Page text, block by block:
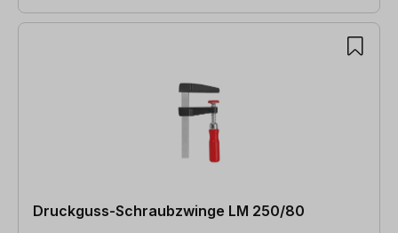
Druckguss-Schraubzwinge LM 250/80